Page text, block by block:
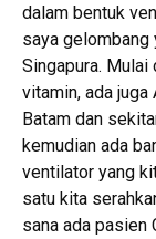
dalam bentuk
saya gelombang
Singapura. Mulai
vitamin, ada juga
Batam dan
kemudian ada
ventilator yang
satu kita
sana ada pasien